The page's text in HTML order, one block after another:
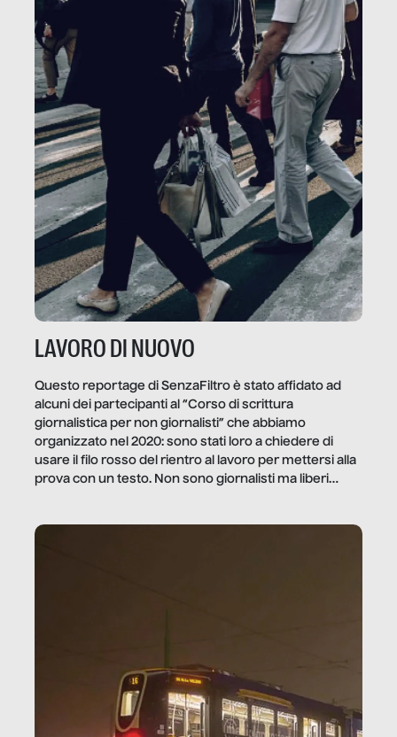
LAVORO DI NUOVO
Questo reportage di SenzaFiltro è stato affidato ad
alcuni dei partecipanti al “Corso di scrittura
giornalistica per non giornalisti” che abbiamo
organizzato nel 2020: sono stati loro a chiedere di
usare il filo rosso del rientro al lavoro per mettersi alla
prova con un testo. Non sono giornalisti ma liberi